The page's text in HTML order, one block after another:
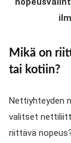
Mikä on
tai kotiin?
Nettiyhteyden
valitset
riittävä